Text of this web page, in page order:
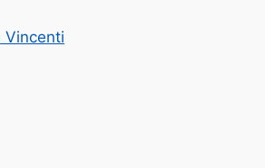
Vincenti